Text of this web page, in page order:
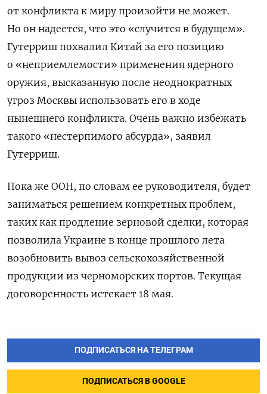
от конфликта к миру произойти не может.
Но он надеется, что это «случится в будущем».
Гутерриш похвалил Китай за его позицию
о «неприемлемости» применения ядерного
оружия, высказанную после неоднократных
угроз Москвы использовать его в ходе
нынешнего конфликта. Очень важно избежать
такого «нестерпимого абсурда», заявил
Гутерриш.
Пока же ООН, по словам ее руководителя, будет
заниматься решением конкретных проблем,
таких как продление зерновой сделки, которая
позволила Украине в конце прошлого лета
возобновить вывоз сельскохозяйственной
продукции из черноморских портов. Текущая
договоренность истекает 18 мая.
ПОДПИСАТЬСЯ НА ТЕЛЕГРАМ
ПОДПИСАТЬСЯ В GOOGLE